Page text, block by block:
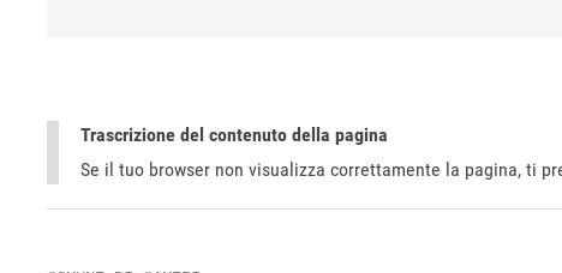
Trascrizione del contenuto della pagina
Se il tuo browser non visualizza correttamente la pagina, ti